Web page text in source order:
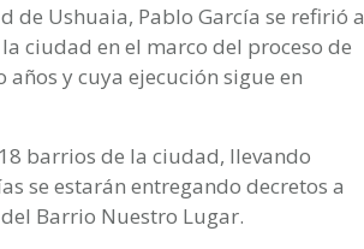
de Ushuaia, Pablo García se refirió a
ciudad en el marco del proceso de
y cuya ejecución sigue en
barrios de la ciudad, llevando
se estarán entregando decretos a
Barrio Nuestro Lugar.